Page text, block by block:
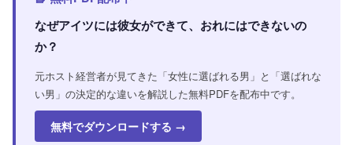
なぜアイツには彼女ができて、おれにはできないの
か？
元ホスト経営者が見てきた「女性に選ばれる男」と「選ばれな
い男」の決定的な違いを解説した無料PDFを配布中です。
無料でダウンロードする →